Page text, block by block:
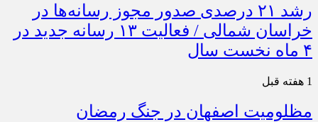
رشد ۲۱ درصدی صدور مجوز رسانه‌ها در
خراسان شمالی / فعالیت ۱۳ رسانه جدید در
۴ ماه نخست سال
1 هفته قبل
مظلومیت اصفهان در جنگ رمضان